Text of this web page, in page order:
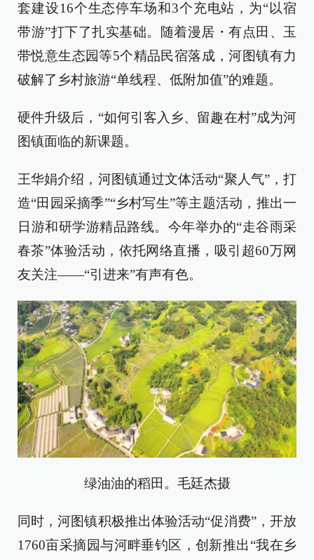
套建设16个生态停车场和3个充电站，为“以宿
带游”打下了扎实基础。随着漫居・有点田、玉
带悦意生态园等5个精品民宿落成，河图镇有力
破解了乡村旅游“单线程、低附加值”的难题。​
硬件升级后，“如何引客入乡、留趣在村”成为河
图镇面临的新课题。
王华娟介绍，河图镇通过文体活动“聚人气”，打
造“田园采摘季”“乡村写生”等主题活动，推出一
日游和研学游精品路线。今年举办的“走谷雨采
春茶”体验活动，依托网络直播，吸引超60万网
友关注——“引进来”有声有色。
绿油油的稻田。毛廷杰摄
同时，河图镇积极推出体验活动“促消费”，开放
1760亩采摘园与河畔垂钓区，创新推出“我在乡